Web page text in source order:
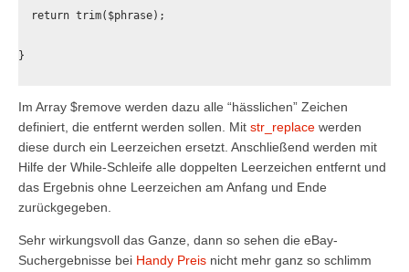
  return trim($phrase);
}
Im Array $remove werden dazu alle “hässlichen” Zeichen
definiert, die entfernt werden sollen. Mit str_replace werden
diese durch ein Leerzeichen ersetzt. Anschließend werden mit
Hilfe der While-Schleife alle doppelten Leerzeichen entfernt und
das Ergebnis ohne Leerzeichen am Anfang und Ende
zurückgegeben.
Sehr wirkungsvoll das Ganze, dann so sehen die eBay-
Suchergebnisse bei Handy Preis nicht mehr ganz so schlimm